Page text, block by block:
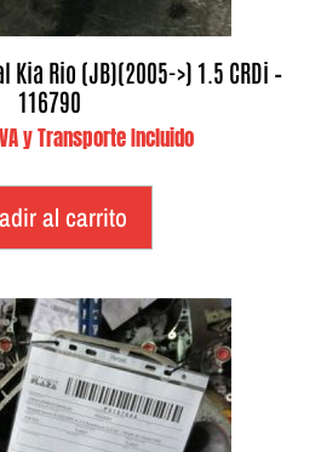
Kia Rio (JB)(2005->) 1.5 CRDi –
116790
y Transporte Incluido
al carrito